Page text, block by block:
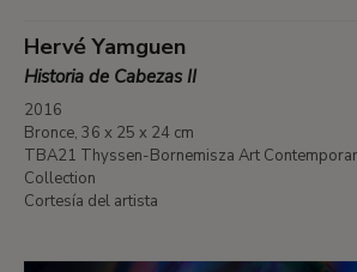
Hervé Yamguen
Historia de Cabezas II
2016
Bronce, 36 x 25 x 24 cm
TBA21 Thyssen-Bornemisza Art
Collection
Cortesía del artista